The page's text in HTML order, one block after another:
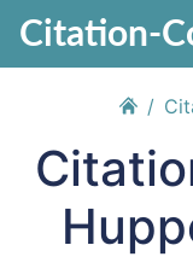
Citation-